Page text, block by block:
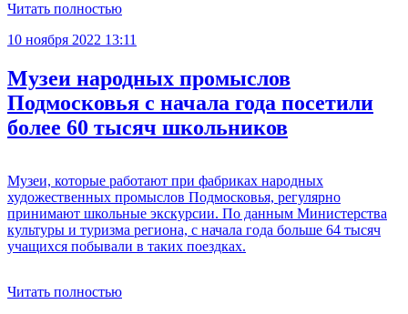
Читать полностью
10 ноября 2022 13:11
Музеи народных промыслов
Подмосковья с начала года посетили
более 60 тысяч школьников
Музеи, которые работают при фабриках народных
художественных промыслов Подмосковья, регулярно
принимают школьные экскурсии. По данным Министерства
культуры и туризма региона, с начала года больше 64 тысяч
учащихся побывали в таких поездках.
Читать полностью